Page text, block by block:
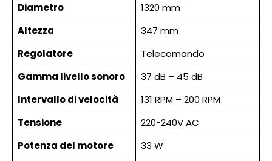
Diametro
1320 mm
Altezza
347 mm
Regolatore
Telecomando
Gamma livello sonoro
37 dB – 45 dB
Intervallo di velocità
131 RPM – 200 RPM
Tensione
220-240V AC
Potenza del motore
33 W